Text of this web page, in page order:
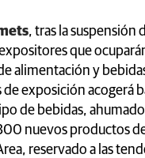
, tras la suspensión
que
alimentación y
exposición acogerá
de bebidas,
nuevos productos
reservado a las